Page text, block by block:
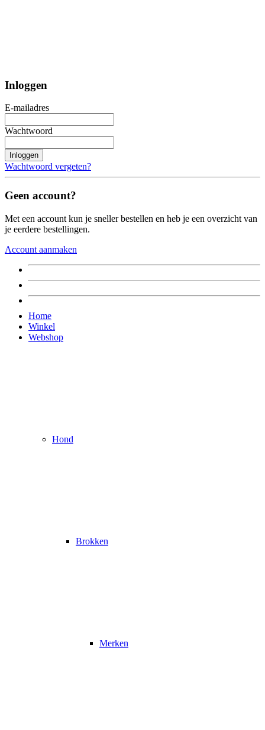
Inloggen
E-mailadres
Wachtwoord
Inloggen
Wachtwoord vergeten?
Geen account?
Met een account kun je sneller bestellen en heb je een overzicht van
je eerdere bestellingen.
Account aanmaken
Home
Winkel
Webshop
Hond
Brokken
Merken